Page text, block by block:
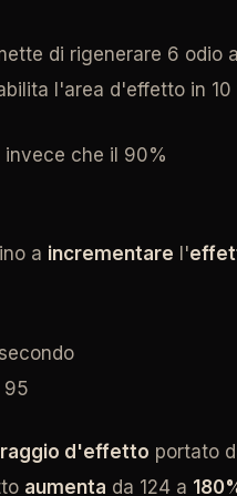
di rigenerare 6 odio
l'area d'effetto in 10
invece che il 90%
a incrementare l'
95
d'effetto portato
aumenta da 124 a